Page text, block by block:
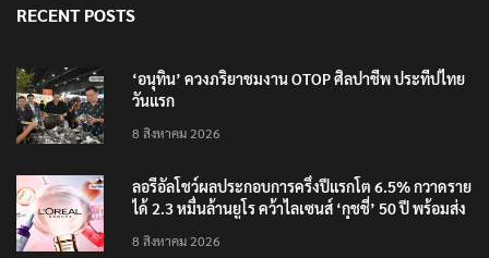
RECENT POSTS
‘อนุทิน’ ควงภริยาชมงาน OTOP ศิลปาชีพ ประทีปไทย
วันแรก
8 สิงหาคม 2026
ลอรีอัลโชว์ผลประกอบการครึ่งปีแรกโต 6.5% กวาดราย
ได้ 2.3 หมื่นล้านยูโร คว้าไลเซนส์ ‘กุชชี่’ 50 ปี พร้อมส่ง
8 สิงหาคม 2026